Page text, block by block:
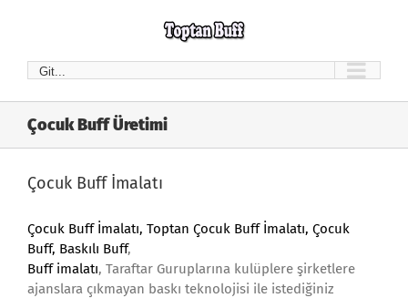
Git...
Çocuk Buff Üretimi
Çocuk Buff İmalatı
Çocuk Buff İmalatı, Toptan Çocuk Buff İmalatı, Çocuk
Buff, Baskılı Buff,
Buff imalatı, Taraftar Guruplarına kulüplere şirketlere
ajanslara çıkmayan baskı teknolojisi ile istediğiniz